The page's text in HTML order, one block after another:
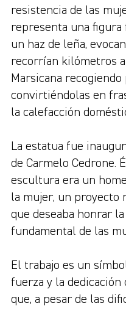
resistencia de las
representa una figura
un haz de leña,
recorrían kilómetros
Marsicana
convirtiéndolas en
la calefacción
La estatua fue
de Carmelo Cedrone.
escultura era un
la mujer, un proyecto
que deseaba honrar
fundamental de las
El trabajo es un
fuerza y la dedicación
que, a pesar de las